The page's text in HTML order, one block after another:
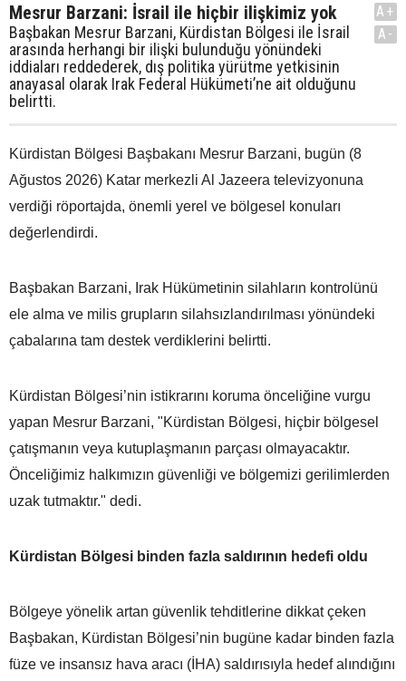
Mesrur Barzani: İsrail ile hiçbir ilişkimiz yok
Başbakan Mesrur Barzani, Kürdistan Bölgesi ile İsrail
arasında herhangi bir ilişki bulunduğu yönündeki
iddiaları reddederek, dış politika yürütme yetkisinin
anayasal olarak Irak Federal Hükümeti’ne ait olduğunu
belirtti.
A+
A-
Kürdistan Bölgesi Başbakanı Mesrur Barzani, bugün (8
Ağustos 2026) Katar merkezli Al Jazeera televizyonuna
verdiği röportajda, önemli yerel ve bölgesel konuları
değerlendirdi.
Başbakan Barzani, Irak Hükümetinin silahların kontrolünü
ele alma ve milis grupların silahsızlandırılması yönündeki
çabalarına tam destek verdiklerini belirtti.
Kürdistan Bölgesi’nin istikrarını koruma önceliğine vurgu
yapan Mesrur Barzani, "Kürdistan Bölgesi, hiçbir bölgesel
çatışmanın veya kutuplaşmanın parçası olmayacaktır.
Önceliğimiz halkımızın güvenliği ve bölgemizi gerilimlerden
uzak tutmaktır." dedi.
Kürdistan Bölgesi binden fazla saldırının hedefi oldu
Bölgeye yönelik artan güvenlik tehditlerine dikkat çeken
Başbakan, Kürdistan Bölgesi’nin bugüne kadar binden fazla
füze ve insansız hava aracı (İHA) saldırısıyla hedef alındığını